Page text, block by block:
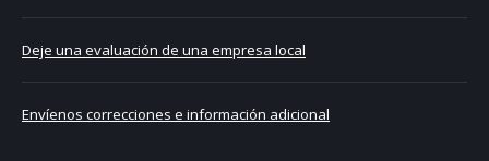
Deje una evaluación de una empresa local
Envíenos correcciones e información adicional